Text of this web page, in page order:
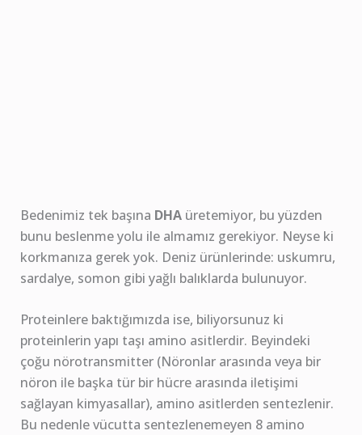
Bedenimiz tek başına DHAüretemiyor, bu yüzden
bunu beslenme yolu ile almamız gerekiyor. Neyse ki
korkmanıza gerek yok. Deniz ürünlerinde: uskumru,
sardalye, somon gibi yağlı balıklarda bulunuyor.
Proteinlere baktığımızda ise, biliyorsunuz ki
proteinlerin yapı taşı amino asitlerdir. Beyindeki
çoğu nörotransmitter (Nöronlar arasında veya bir
nöron ile başka tür bir hücre arasında iletişimi
sağlayan kimyasallar), amino asitlerden sentezlenir.
Bu nedenle vücutta sentezlenemeyen 8 amino